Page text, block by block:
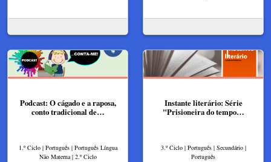
Podcast: O cágado e a raposa,
conto tradicional de…
1.º Ciclo | Português | Português Língua
Não Materna | 2.º Ciclo
Instante literário: Série
"Prisioneira do tempo…
3.º Ciclo | Português | Secundário |
Português